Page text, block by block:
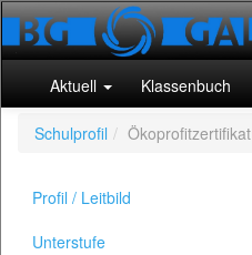
Aktuell Klassenbuch
Schulprofil Ökoprofitzertifikat
Profil / Leitbild
Unterstufe